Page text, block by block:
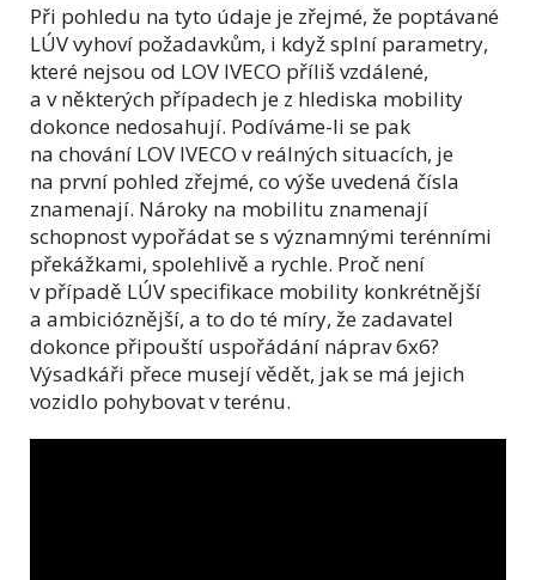
Při pohledu na tyto údaje je zřejmé, že poptávané
LÚV vyhoví požadavkům, i když splní parametry,
které nejsou od LOV IVECO příliš vzdálené,
a v některých případech je z hlediska mobility
dokonce nedosahují. Podíváme-li se pak
na chování LOV IVECO v reálných situacích, je
na první pohled zřejmé, co výše uvedená čísla
znamenají. Nároky na mobilitu znamenají
schopnost vypořádat se s významnými terénními
překážkami, spolehlivě a rychle. Proč není
v případě LÚV specifikace mobility konkrétnější
a ambicióznější, a to do té míry, že zadavatel
dokonce připouští uspořádání náprav 6x6?
Výsadkáři přece musejí vědět, jak se má jejich
vozidlo pohybovat v terénu.